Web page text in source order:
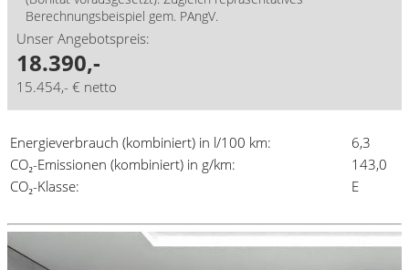
Berechnungsbeispiel gem. PAngV.
Unser Angebotspreis:
18.390,-
15.454,- € netto
Energieverbrauch (kombiniert) in l/100 km:
6,3
CO₂-Emissionen (kombiniert) in g/km:
143,0
CO₂-Klasse:
E